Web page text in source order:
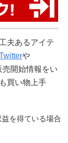
夫あるアイテ
や
開始情報をい
買い物上手
を得ている場合